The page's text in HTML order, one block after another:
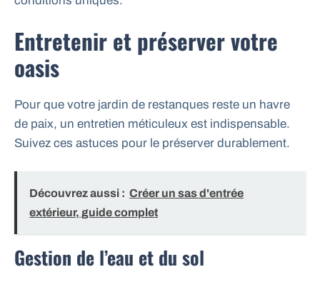
Entretenir et préserver votre
oasis
Pour que votre jardin de restanques reste un havre
de paix, un entretien méticuleux est indispensable.
Suivez ces astuces pour le préserver durablement.
Découvrez aussi : Créer un sas d'entrée
extérieur, guide complet
Gestion de l’eau et du sol